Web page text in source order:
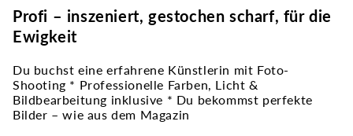
Profi – inszeniert, gestochen scharf, für die
Ewigkeit
Du buchst eine erfahrene Künstlerin mit Foto-
Shooting * Professionelle Farben, Licht &
Bildbearbeitung inklusive * Du bekommst perfekte
Bilder – wie aus dem Magazin